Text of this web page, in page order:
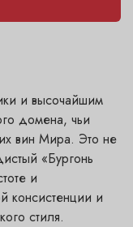
и высочайшим
домена, чьи
вин Мира. Это не
«Бургонь
и
консистенции и
стиля.